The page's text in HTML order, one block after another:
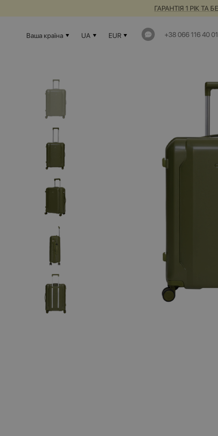
ГАРАНТІЯ 1 РІК
Ваша країна UA EUR +38 066 116 40 01